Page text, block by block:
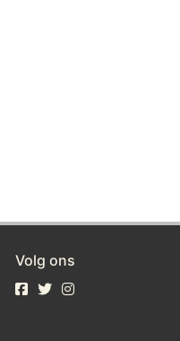
Volg ons